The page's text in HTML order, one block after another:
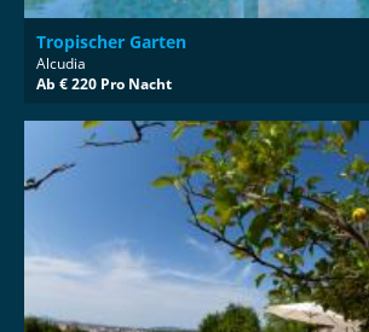
Tropischer Garten
Alcudia
Ab € 220 Pro Nacht